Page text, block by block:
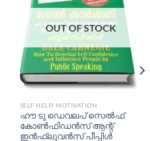
OUT OF STOCK
SELF HELP/ MOTIVATION
ഹൗ ടു ഡെവലപ് സെല്‍ഫ്
കോണ്‍ഫിഡന്‍സ് ആന്റ്
ഇന്‍ഫ്ലുവന്‍സ് പീപ്പിള്‍